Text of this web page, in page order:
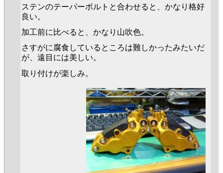
ステンのテーパーボルトと合わせると、かなり格好
良い。
加工前に比べると、かなり山吹色。
さすがに腐食しているところは難しかったみたいだ
が、遠目には美しい。
取り付けが楽しみ。